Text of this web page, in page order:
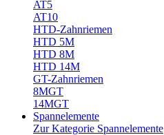
AT5
AT10
HTD-Zahnriemen
HTD 5M
HTD 8M
HTD 14M
GT-Zahnriemen
8MGT
14MGT
Spannelemente
Zur Kategorie Spannelemente